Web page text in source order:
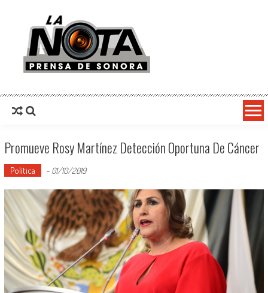
La Nota Prensa De Sonora
Promueve Rosy Martínez Detección Oportuna De Cáncer
Política - 01/10/2019